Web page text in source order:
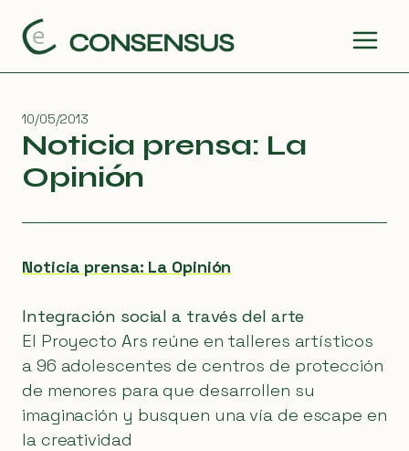
contenido
10/05/2013
Noticia prensa: La
Opinión
Noticia prensa: La Opinión
Integración social a través del arte
El Proyecto Ars reúne en talleres artísticos
a 96 adolescentes de centros de protección
de menores para que desarrollen su
imaginación y busquen una vía de escape en
la creatividad